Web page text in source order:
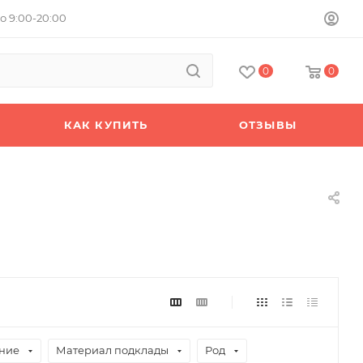
9:00-20:00
0 0
КАК КУПИТЬ ОТЗЫВЫ
Материал подклады Род